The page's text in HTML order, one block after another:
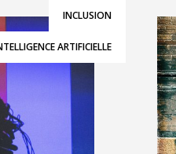
INCLUSION
ARTIFICIELLE